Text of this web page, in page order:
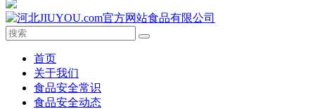
首页
关于我们
食品安全常识
食品安全动态